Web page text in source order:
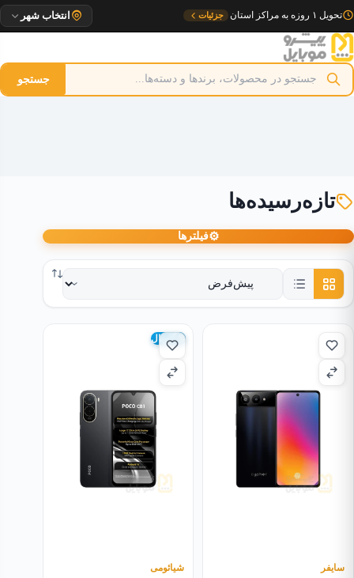
پرش
به
محتوا
انتخاب شهر تحویل ۱ روزه به مراکز استان جزئیات
جستجو
تازه‌رسیده‌ها
⚙فیلترها
سایفر
گلوبال
شیائومی